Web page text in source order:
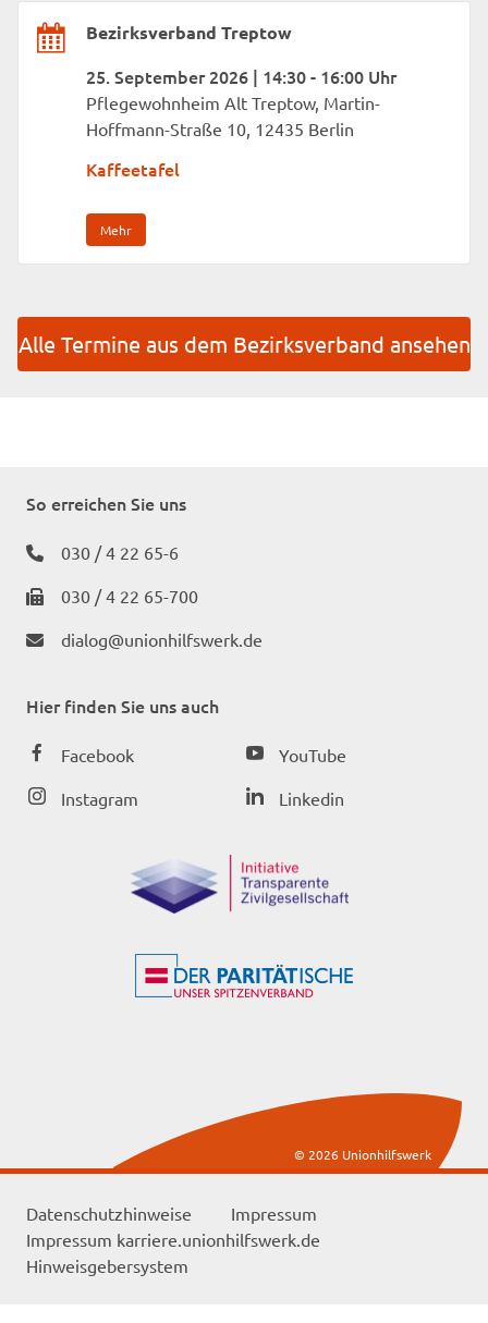
Bezirksverband Treptow
25. September 2026 | 14:30 - 16:00 Uhr
Pflegewohnheim Alt Treptow, Martin-
Hoffmann-Straße 10, 12435 Berlin
Kaffeetafel
Mehr
Alle Termine aus dem Bezirksverband ansehen
So erreichen Sie uns
030 / 4 22 65-6
030 / 4 22 65-700
dialog@unionhilfswerk.de
Hier finden Sie uns auch
Facebook
Instagram
YouTube
Linkedin
© 2026 Unionhilfswerk
Datenschutzhinweise
Impressum
Impressum karriere.unionhilfswerk.de
Hinweisgebersystem